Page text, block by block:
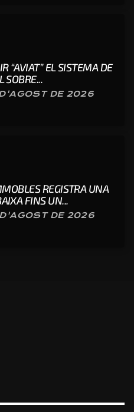
“AVIAT” EL SISTEMA DE
SOBRE...
DE 2026
REGISTRA UNA
FINS UN...
DE 2026